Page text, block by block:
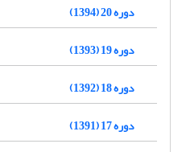
دوره 20 (1394)
دوره 19 (1393)
دوره 18 (1392)
دوره 17 (1391)